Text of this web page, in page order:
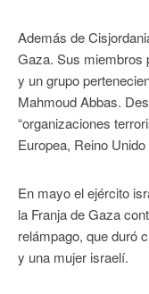
Además de
Gaza. Sus miembros
y un grupo
Mahmoud Abbas.
“organizaciones
Europea, Reino
En mayo el ejército
la Franja de Gaza
relámpago, que duró
y una mujer israelí.